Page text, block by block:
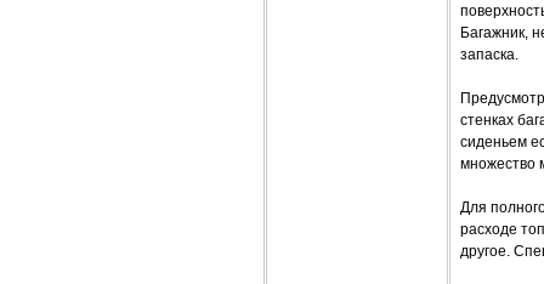
Багажник,
запаска.
стенках
сиденьем
множество
Для
расходе
другое.